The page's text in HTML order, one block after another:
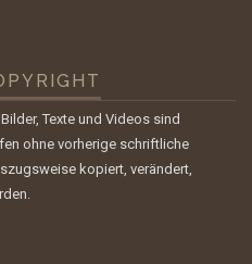
Texte und Videos sind
ohne vorherige schriftliche
kopiert, verändert,